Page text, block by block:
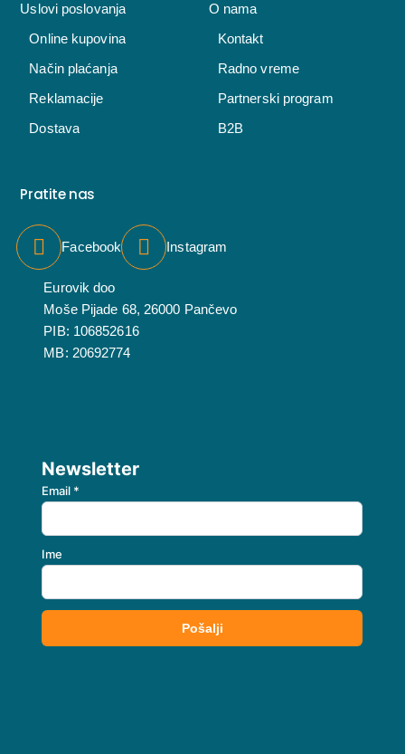
Uslovi poslovanja
Online kupovina
Način plaćanja
Reklamacije
Dostava
O nama
Kontakt
Radno vreme
Partnerski program
B2B
Pratite nas
Facebook Instagram
Eurovik doo
Moše Pijade 68, 26000 Pančevo
PIB: 106852616
MB: 20692774